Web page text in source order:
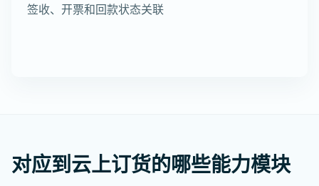
签收、开票和回款状态关联
对应到云上订货的哪些能力模块